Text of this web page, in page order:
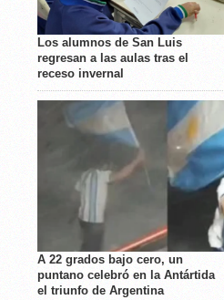
Los alumnos de San Luis
regresan a las aulas tras el
receso invernal
A 22 grados bajo cero, un
puntano celebró en la Antártida
el triunfo de Argentina